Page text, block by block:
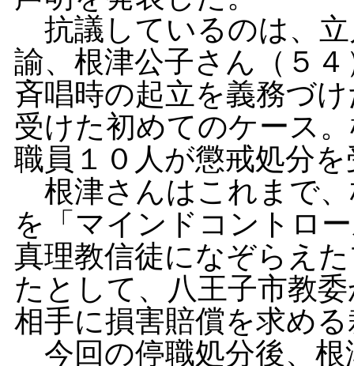
抗議しているのは、立
諭、根津公子さん（５
斉唱時の起立を義務づ
受けた初めてのケース
職員１０人が懲戒処分
根津さんはこれまで
を「マインドコントロ
真理教信徒になぞらえ
たとして、八王子市教
相手に損害賠償を求め
今回の停職処分後、根